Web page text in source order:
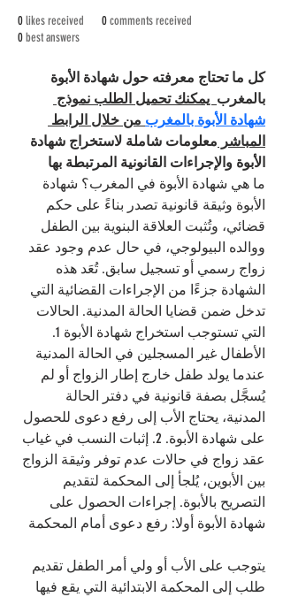
0likes received 0comments received
0best answers
كل ما تحتاج معرفته حول شهادة الأبوة
بالمغرب يمكنك تحميل الطلب نموذج
شهادة الأبوة بالمغرب من خلال الرابط
المباشر معلومات شاملة لاستخراج شهادة
الأبوة والإجراءات القانونية المرتبطة بها
ما هي شهادة الأبوة في المغرب؟ شهادة
الأبوة وثيقة قانونية تصدر بناءً على حكم
قضائي، وتُثبت العلاقة البنوية بين الطفل
ووالده البيولوجي، في حال عدم وجود عقد
زواج رسمي أو تسجيل سابق. تُعَد هذه
الشهادة جزءًا من الإجراءات القضائية التي
تدخل ضمن قضايا الحالة المدنية. الحالات
التي تستوجب استخراج شهادة الأبوة 1.
الأطفال غير المسجلين في الحالة المدنية
عندما يولد طفل خارج إطار الزواج أو لم
يُسجَّل بصفة قانونية في دفتر الحالة
المدنية، يحتاج الأب إلى رفع دعوى للحصول
على شهادة الأبوة. 2. إثبات النسب في غياب
عقد زواج في حالات عدم توفر وثيقة الزواج
بين الأبوين، يُلجأ إلى المحكمة لتقديم
التصريح بالأبوة. إجراءات الحصول على
شهادة الأبوة أولا: رفع دعوى أمام المحكمة
يتوجب على الأب أو ولي أمر الطفل تقديم
طلب إلى المحكمة الابتدائية التي يقع فيها